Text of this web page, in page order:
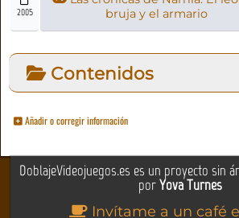
2005
bruja y el armario
Contenidos
Añadir o corregir información
DoblajeVideojuegos.es es un proyecto sin
porYova Turnes
Invítame a un café